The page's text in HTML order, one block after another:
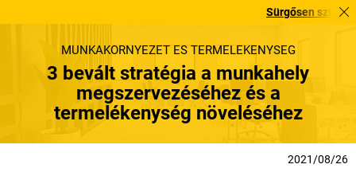
Sürgősen szüksége
MUNKAKÖRNYEZET ÉS TERMELÉKENYSÉG
3 bevált stratégia a munkahely
megszervezéséhez és a
termelékenység növeléséhez
2021/08/26